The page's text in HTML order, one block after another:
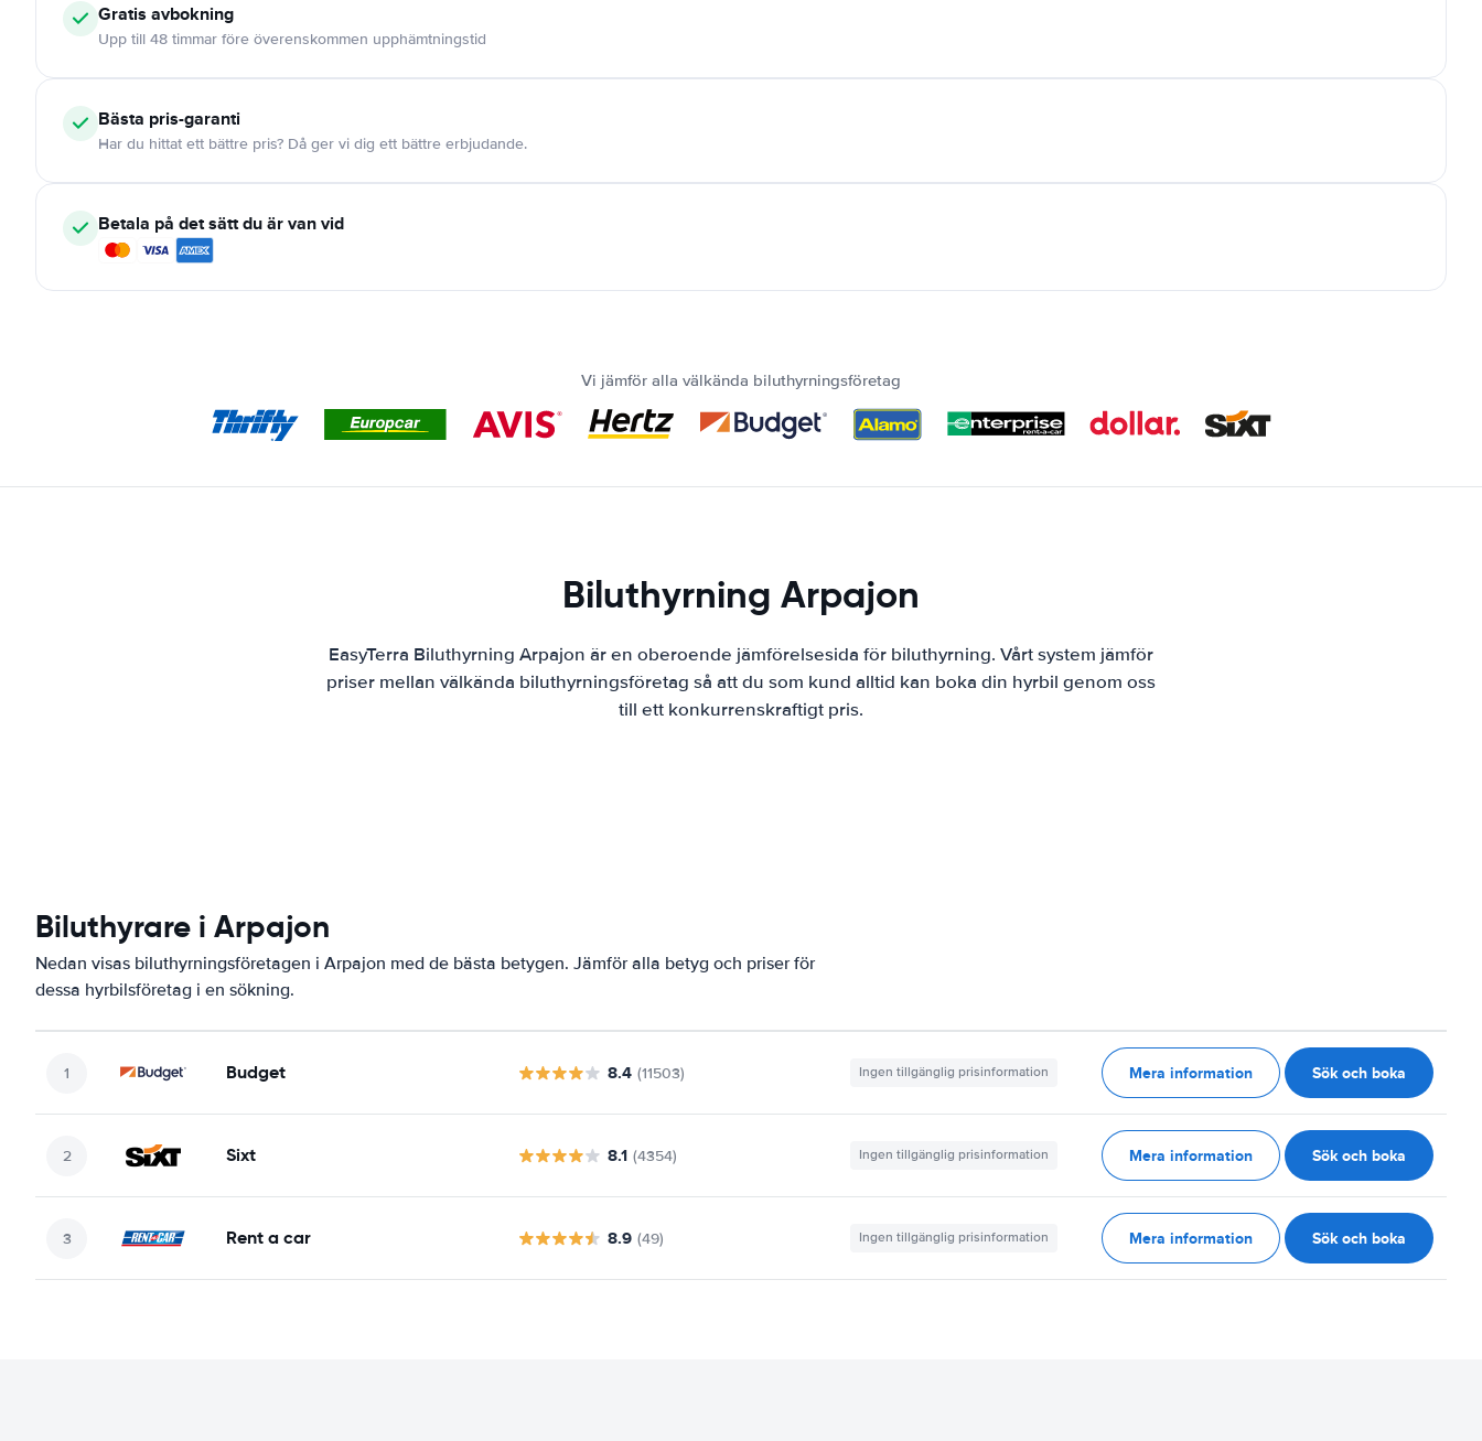
Gratis avbokning
Upp till 48 timmar före överenskommen upphämtningstid
Bästa pris-garanti
Har du hittat ett bättre pris? Då ger vi dig ett bättre erbjudande.
Betala på det sätt du är van vid
Vi jämför alla välkända biluthyrningsföretag
Biluthyrning Arpajon
EasyTerra Biluthyrning Arpajon är en oberoende jämförelsesida för biluthyrning. Vårt system jämför
priser mellan välkända biluthyrningsföretag så att du som kund alltid kan boka din hyrbil genom oss
till ett konkurrenskraftigt pris.
Biluthyrare i Arpajon
Nedan visas biluthyrningsföretagen i Arpajon med de bästa betygen. Jämför alla betyg och priser för
dessa hyrbilsföretag i en sökning.
Budget 8.4 (11503) Ingen tillgänglig prisinformation Mera information Sök och boka
Sixt 8.1 (4354) Ingen tillgänglig prisinformation Mera information Sök och boka
Rent a car 8.9 (49) Ingen tillgänglig prisinformation Mera information Sök och boka